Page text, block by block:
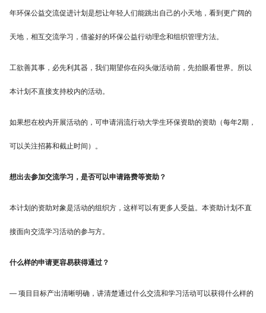
年环保公益交流促进计划是想让年轻人们能跳出自己的小天地，看到更广阔的
天地，相互交流学习，借鉴好的环保公益行动理念和组织管理方法。
工欲善其事，必先利其器，我们期望你在闷头做活动前，先抬眼看世界。所以
本计划不直接支持校内的活动。
如果想在校内开展活动的，可申请涓流行动大学生环保资助的资助（每年2期，
可以关注招募和截止时间）。
想出去参加交流学习，是否可以申请路费等资助？
本计划的资助对象是活动的组织方，这样可以有更多人受益。本资助计划不直
接面向交流学习活动的参与方。
什么样的申请更容易获得通过？
— 项目目标产出清晰明确，讲清楚通过什么交流和学习活动可以获得什么样的